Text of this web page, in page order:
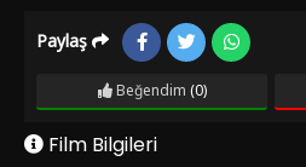
Paylaş
Beğendim (0)
Film Bilgileri